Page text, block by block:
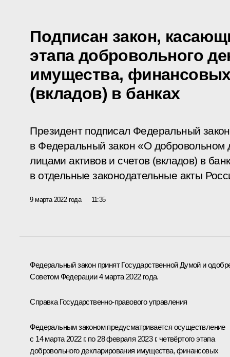
Подписан закон,
этапа добровольного
имущества,
(вкладов) в банках
Президент подписал Федеральный
в Федеральный закон «О добровольном
лицами активов и счетов (вкладов) в
в отдельные законодательные акты
9 марта 2022 года 11:35
Федеральный закон принят Государственной Думой и
Советом Федерации 4 марта 2022 года.
Справка Государственно-правового управления
Федеральным законом предусматривается осуществление
с 14 марта 2022 г. по 28 февраля 2023 г. четвёртого этапа
добровольного декларирования имущества, финансовых